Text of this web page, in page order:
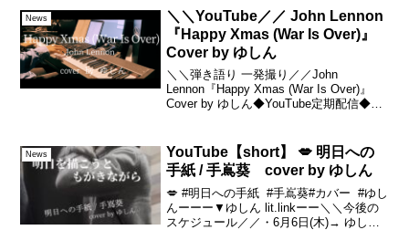
News
＼＼YouTube／／ John Lennon
『Happy Xmas (War Is Over)』
Cover by ゆしん
＼＼弾き語り 一発撮り／／John
Lennon『Happy Xmas (War Is Over)』
Cover by ゆしん◆YouTube定期配信◆週
News
YouTube【short】 💋 明日への
手紙 / 手嶌葵 cover by ゆしん
💋 #明日への手紙 #手嶌葵#カバー #ゆし
んーーー▼ゆしん lit.linkーー＼＼今後の
スケジュール／／・6月6日(木)→ ゆしん